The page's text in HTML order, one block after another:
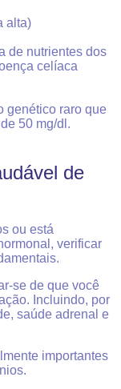
alta)
de nutrientes dos
celíaca
genético raro que
50 mg/dl.
de
ou está
verificar
se de que você
Incluindo, por
saúde adrenal e
importantes